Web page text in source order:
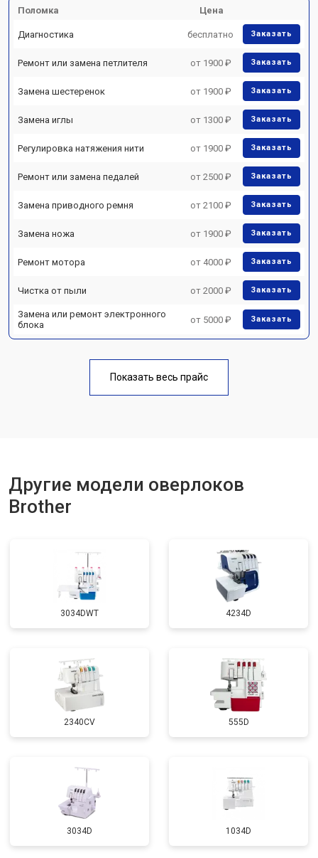
Поломка Цена
Диагностика бесплатно Заказать
Ремонт или замена петлителя от 1900 ₽ Заказать
Замена шестеренок от 1900 ₽ Заказать
Замена иглы от 1300 ₽ Заказать
Регулировка натяжения нити от 1900 ₽ Заказать
Ремонт или замена педалей от 2500 ₽ Заказать
Замена приводного ремня от 2100 ₽ Заказать
Замена ножа от 1900 ₽ Заказать
Ремонт мотора от 4000 ₽ Заказать
Чистка от пыли от 2000 ₽ Заказать
Замена или ремонт электронного
блока
от 5000 ₽ Заказать
Показать весь прайс
Другие модели оверлоков
Brother
3034DWT 4234D
2340CV 555D
3034D 1034D